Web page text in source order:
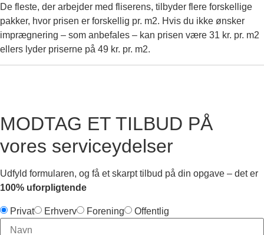
De fleste, der arbejder med fliserens, tilbyder flere forskellige
pakker, hvor prisen er forskellig pr. m2. Hvis du ikke ønsker
imprægnering – som anbefales – kan prisen være 31 kr. pr. m2
ellers lyder priserne på 49 kr. pr. m2.
MODTAG ET TILBUD PÅ
vores serviceydelser
Udfyld formularen, og få et skarpt tilbud på din opgave – det er
100% uforpligtende
Privat Erhverv Forening Offentlig